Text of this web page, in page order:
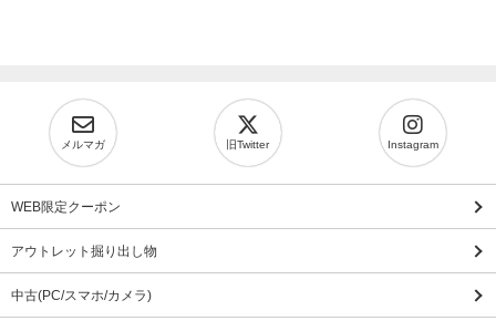
メルマガ 旧Twitter Instagram
WEB限定クーポン
アウトレット掘り出し物
中古(PC/スマホ/カメラ)